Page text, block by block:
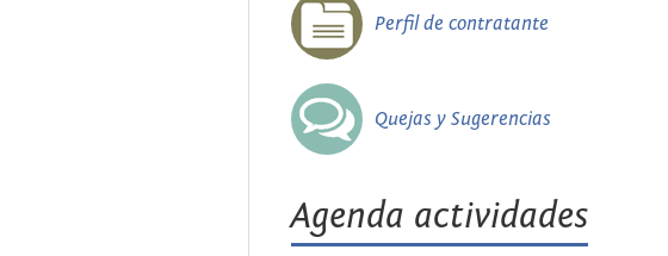
Perfil de contratante
Quejas y Sugerencias
Agenda actividades